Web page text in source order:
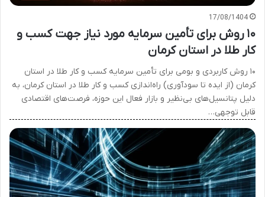
17/08/1404
۱۰ روش برای تأمین سرمایه مورد نیاز جهت کسب و
کار طلا در استان کرمان
۱۰ روش کاربردی و بومی برای تأمین سرمایه کسب و کار طلا در استان
کرمان (از ایده تا سودآوری) راه‌اندازی کسب و کار طلا در استان کرمان، به
دلیل پتانسیل‌های بی‌نظیر و بازار فعال این حوزه، فرصت‌های اقتصادی
قابل توجهی…